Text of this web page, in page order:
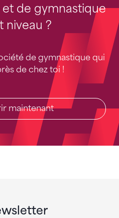
de gymnastique
niveau ?
de gymnastique qui
de chez toi !
maintenant